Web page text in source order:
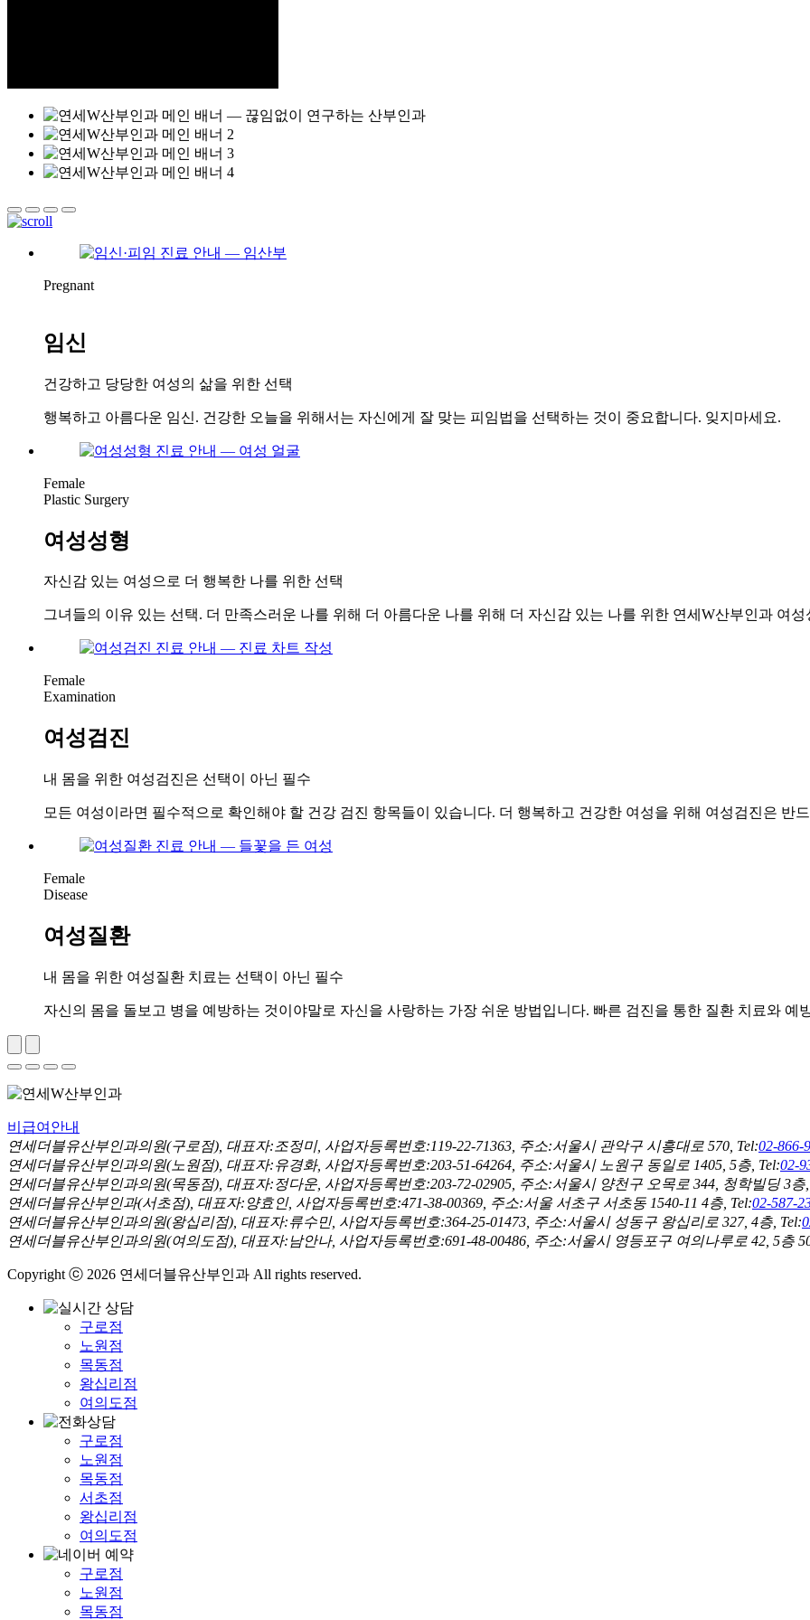
Pregnant
임신
건강하고 당당한 여성의 삶을 위한 선택
행복하고 아름다운 임신. 건강한 오늘을 위해서는 자신에게 잘 맞는 피임법을 선택하는 것이 중요합니다. 잊지마세요.
Female
Plastic Surgery
여성성형
자신감 있는 여성으로 더 행복한 나를 위한 선택
그녀들의 이유 있는 선택. 더 만족스러운 나를 위해 더 아름다운 나를 위해 더 자신감 있는 나를 위한 연세W산부인과 여성
Female
Examination
여성검진
내 몸을 위한 여성검진은 선택이 아닌 필수
모든 여성이라면 필수적으로 확인해야 할 건강 검진 항목들이 있습니다. 더 행복하고 건강한 여성을 위해 여성검진은 반
Female
Disease
여성질환
내 몸을 위한 여성질환 치료는 선택이 아닌 필수
자신의 몸을 돌보고 병을 예방하는 것이야말로 자신을 사랑하는 가장 쉬운 방법입니다. 빠른 검진을 통한 질환 치료와 예
비급여안내
연세더블유산부인과의원(구로점), 대표자:조정미, 사업자등록번호:119-22-71363, 주소:서울시 관악구 시흥대로 570, Tel:02-866-
연세더블유산부인과의원(노원점), 대표자:유경화, 사업자등록번호:203-51-64264, 주소:서울시 노원구 동일로 1405, 5층, Tel:02-
연세더블유산부인과의원(목동점), 대표자:정다운, 사업자등록번호:203-72-02905, 주소:서울시 양천구 오목로 344, 청학빌딩 3층,
연세더블유산부인과(서초점), 대표자:양효인, 사업자등록번호:471-38-00369, 주소:서울 서초구 서초동 1540-11 4층, Tel:02-587-
연세더블유산부인과의원(왕십리점), 대표자:류수민, 사업자등록번호:364-25-01473, 주소:서울시 성동구 왕십리로 327, 4층, Tel:
연세더블유산부인과의원(여의도점), 대표자:남안나, 사업자등록번호:691-48-00486, 주소:서울시 영등포구 여의나루로 42, 5층
Copyright ⓒ 2026 연세더블유산부인과 All rights reserved.
구로점
노원점
목동점
왕십리점
여의도점
구로점
노원점
목동점
서초점
왕십리점
여의도점
구로점
노원점
목동점